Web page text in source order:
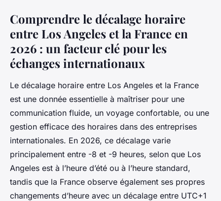
Comprendre le décalage horaire
entre Los Angeles et la France en
2026 : un facteur clé pour les
échanges internationaux
Le décalage horaire entre Los Angeles et la France
est une donnée essentielle à maîtriser pour une
communication fluide, un voyage confortable, ou une
gestion efficace des horaires dans des entreprises
internationales. En 2026, ce décalage varie
principalement entre -8 et -9 heures, selon que Los
Angeles est à l’heure d’été ou à l’heure standard,
tandis que la France observe également ses propres
changements d’heure avec un décalage entre UTC+1